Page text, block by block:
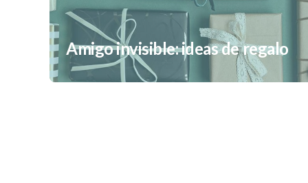
Amigo invisible: ideas de regalo